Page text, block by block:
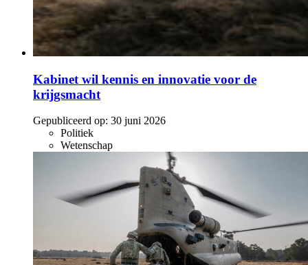
Kabinet wil kennis en innovatie voor de
krijgsmacht
Gepubliceerd op: 30 juni 2026
Politiek
Wetenschap